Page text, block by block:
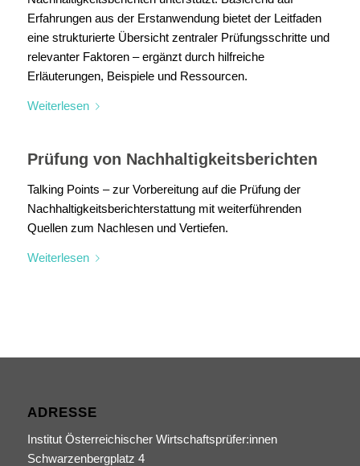
Erfahrungen aus der Erstanwendung bietet der Leitfaden
eine strukturierte Übersicht zentraler Prüfungsschritte und
relevanter Faktoren – ergänzt durch hilfreiche
Erläuterungen, Beispiele und Ressourcen.
Weiterlesen
Prüfung von Nachhaltigkeitsberichten
Talking Points – zur Vorbereitung auf die Prüfung der
Nachhaltigkeitsberichterstattung mit weiterführenden
Quellen zum Nachlesen und Vertiefen.
Weiterlesen
ADRESSE
Institut Österreichischer Wirtschaftsprüfer:innen
Schwarzenbergplatz 4